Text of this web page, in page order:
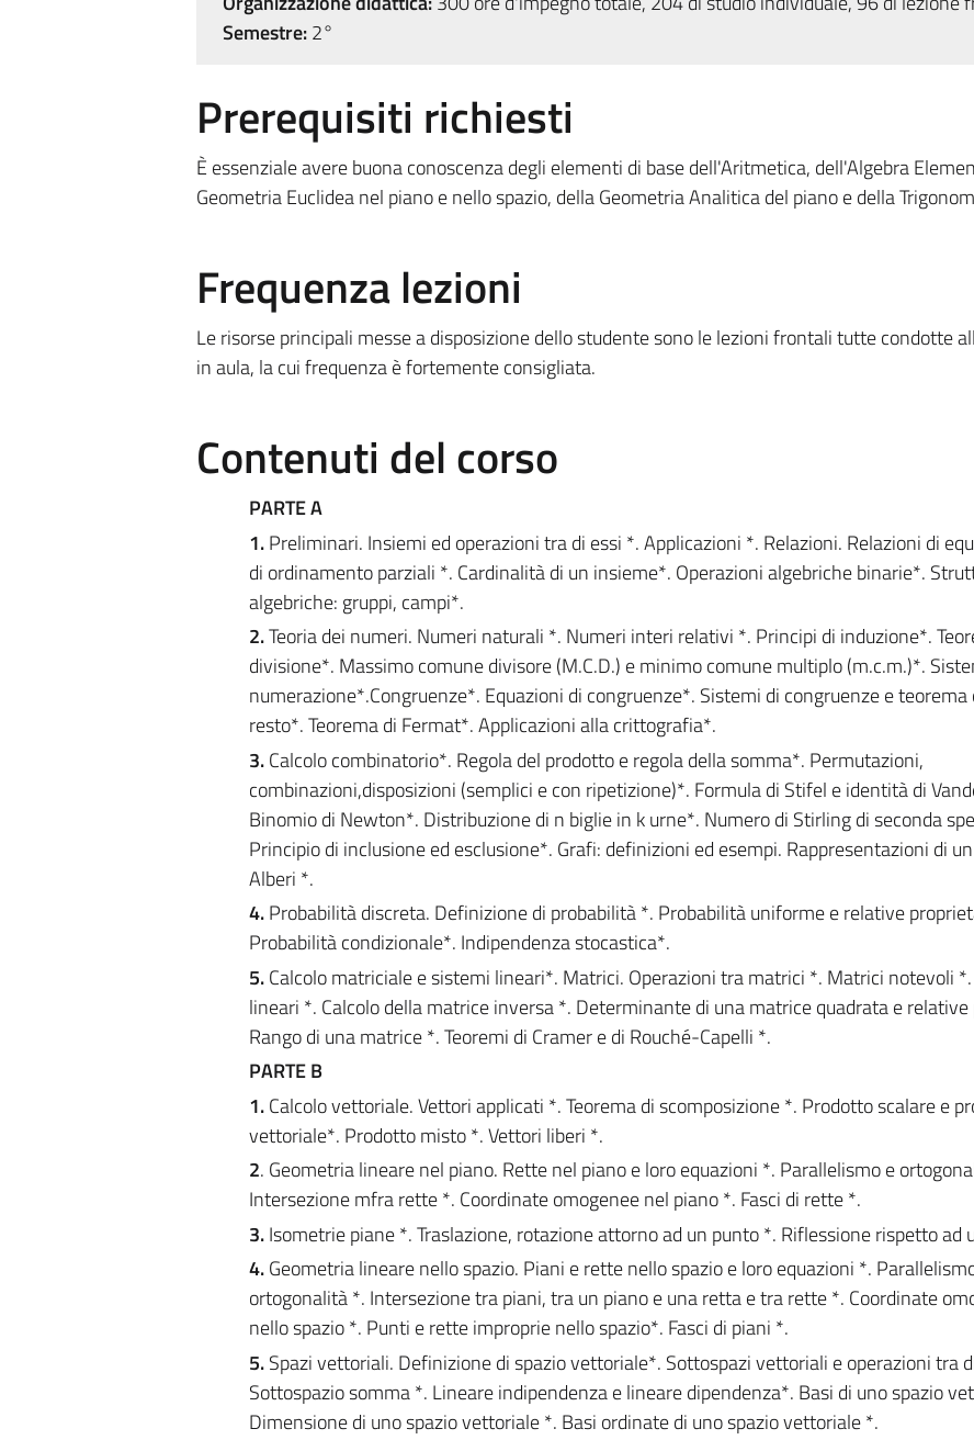
Semestre:2°
Prerequisiti richiesti
È essenziale avere buona conoscenza degli elementi di base dell'Aritmetica, dell'Algebra
Geometria Euclidea nel piano e nello spazio, della Geometria Analitica del piano e della
Frequenza lezioni
Le risorse principali messe a disposizione dello studente sono le lezioni frontali tutte condotte
in aula, la cui frequenza è fortemente consigliata.
Contenuti del corso
PARTE A
1.Preliminari. Insiemi ed operazioni tra di essi *. Applicazioni *. Relazioni. Relazioni di
di ordinamento parziali *. Cardinalità di un insieme*. Operazioni algebriche binarie*.
algebriche: gruppi, campi*.
2.Teoria dei numeri. Numeri naturali *. Numeri interi relativi *. Principi di induzione*.
divisione*. Massimo comune divisore (M.C.D.) e minimo comune multiplo (m.c.m.)*.
numerazione*.Congruenze*. Equazioni di congruenze*. Sistemi di congruenze e teorema
resto*. Teorema di Fermat*. Applicazioni alla crittografia*.
3.Calcolo combinatorio*. Regola del prodotto e regola della somma*. Permutazioni,
combinazioni,disposizioni (semplici e con ripetizione)*. Formula di Stifel e identità di
Binomio di Newton*. Distribuzione di n biglie in k urne*. Numero di Stirling di seconda
Principio di inclusione ed esclusione*. Grafi: definizioni ed esempi. Rappresentazioni di
Alberi *.
4.Probabilità discreta. Definizione di probabilità *. Probabilità uniforme e relative
Probabilità condizionale*. Indipendenza stocastica*.
5.Calcolo matriciale e sistemi lineari*. Matrici. Operazioni tra matrici *. Matrici notevoli
lineari *. Calcolo della matrice inversa *. Determinante di una matrice quadrata e
Rango di una matrice *. Teoremi di Cramer e di Rouché-Capelli *.
PARTE B
1.Calcolo vettoriale. Vettori applicati *. Teorema di scomposizione *. Prodotto scalare e
vettoriale*. Prodotto misto *. Vettori liberi *.
2. Geometria lineare nel piano. Rette nel piano e loro equazioni *. Parallelismo e
Intersezione mfra rette *. Coordinate omogenee nel piano *. Fasci di rette *.
3.Isometrie piane *. Traslazione, rotazione attorno ad un punto *. Riflessione rispetto ad
4.Geometria lineare nello spazio. Piani e rette nello spazio e loro equazioni *.
ortogonalità *. Intersezione tra piani, tra un piano e una retta e tra rette *. Coordinate
nello spazio *. Punti e rette improprie nello spazio*. Fasci di piani *.
5.Spazi vettoriali. Definizione di spazio vettoriale*. Sottospazi vettoriali e operazioni tra
Sottospazio somma *. Lineare indipendenza e lineare dipendenza*. Basi di uno spazio
Dimensione di uno spazio vettoriale *. Basi ordinate di uno spazio vettoriale *.